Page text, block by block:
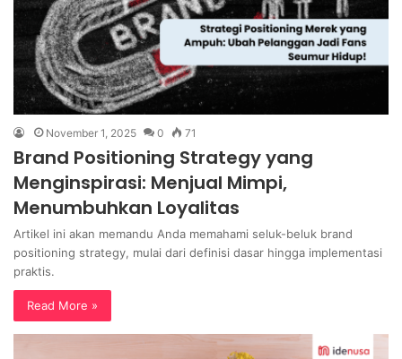
November 1, 2025 0 71
Brand Positioning Strategy yang
Menginspirasi: Menjual Mimpi,
Menumbuhkan Loyalitas
Artikel ini akan memandu Anda memahami seluk-beluk brand
positioning strategy, mulai dari definisi dasar hingga implementasi
praktis.
Read More »